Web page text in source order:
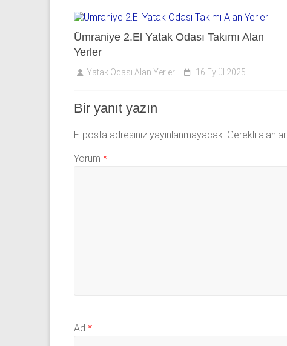
Ümraniye 2.El Yatak Odası Takımı Alan
Yerler
Yatak Odası Alan Yerler 16 Eylül 2025
Bir yanıt yazın
E-posta adresiniz yayınlanmayacak. Gerekli alanlar
Yorum *
Ad *